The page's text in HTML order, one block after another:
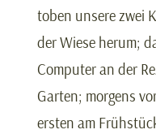
toben unsere zwei
der Wiese herum;
Computer an der
Garten; morgens
ersten am